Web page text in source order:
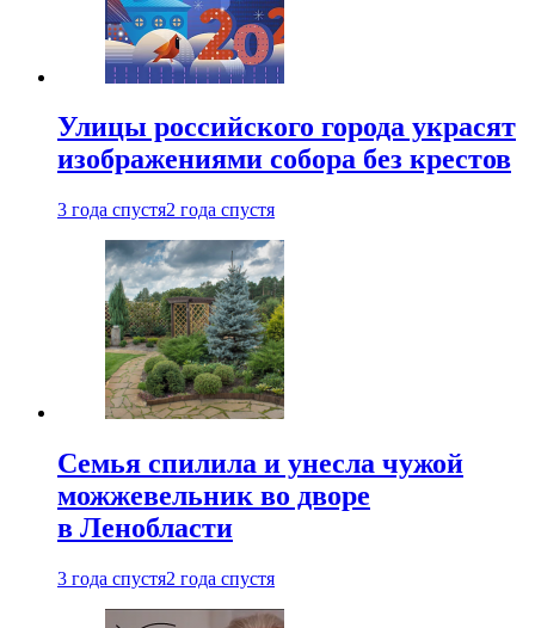
Улицы российского города украсят
изображениями собора без крестов
3 года спустя2 года спустя
Семья спилила и унесла чужой
можжевельник во дворе
в Ленобласти
3 года спустя2 года спустя